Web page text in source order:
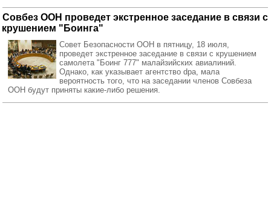
Совбез ООН проведет экстренное заседание в связи с
крушением "Боинга"
Совет Безопасности ООН в пятницу, 18 июля,
проведет экстренное заседание в связи с крушением
самолета "Боинг 777" малайзийских авиалиний.
Однако, как указывает агентство dpa, мала
вероятность того, что на заседании членов Совбеза
ООН будут приняты какие-либо решения.